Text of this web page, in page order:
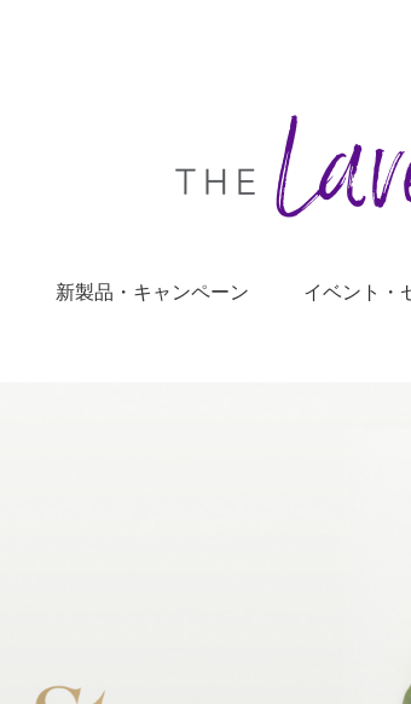
新製品・キャンペーン イベント・